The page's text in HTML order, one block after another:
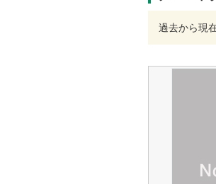
過去から現